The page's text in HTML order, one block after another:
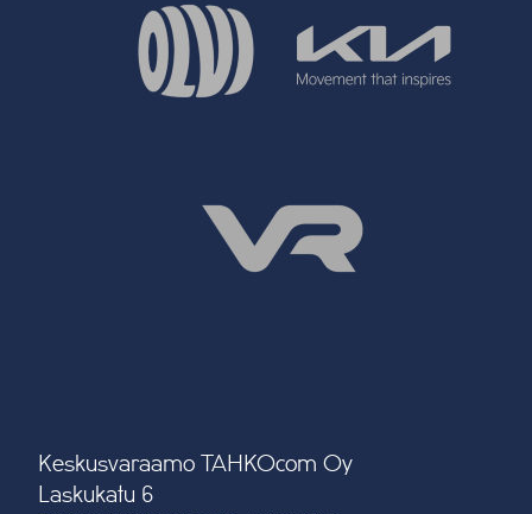
Keskusvaraamo TAHKOcom Oy
Laskukatu 6